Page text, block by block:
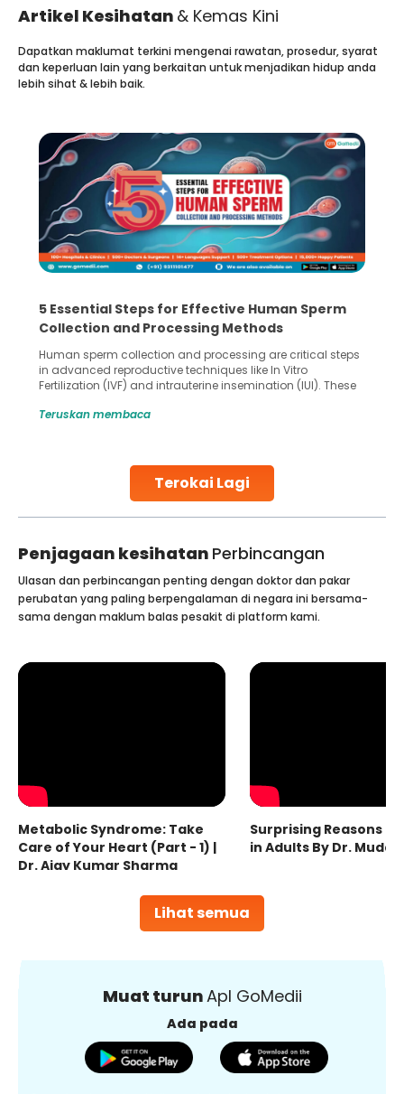
Artikel Kesihatan & Kemas Kini
Terokai Lagi
Dapatkan maklumat terkini mengenai rawatan, prosedur, syarat
dan keperluan lain yang berkaitan untuk menjadikan hidup anda
lebih sihat & lebih baik.
5 Essential Steps for Effective Human Sperm
Collection and Processing Methods
Human sperm collection and processing are critical steps
in advanced reproductive techniques like In Vitro
Fertilization (IVF) and intrauterine insemination (IUI). These
challenges and help couples achieve their dream of
collected, they process the
Teruskan membaca
Penjagaan kesihatan Perbincangan
Lihat semua
Ulasan dan perbincangan penting dengan doktor dan pakar
perubatan yang paling berpengalaman di negara ini bersama-
sama dengan maklum balas pesakit di platform kami.
Metabolic Syndrome: Take
Care of Your Heart (Part - 1) |
Dr. Ajay Kumar Sharma
Surprising Reasons
in Adults By Dr.
Muat turunApl GoMedii
Ada pada